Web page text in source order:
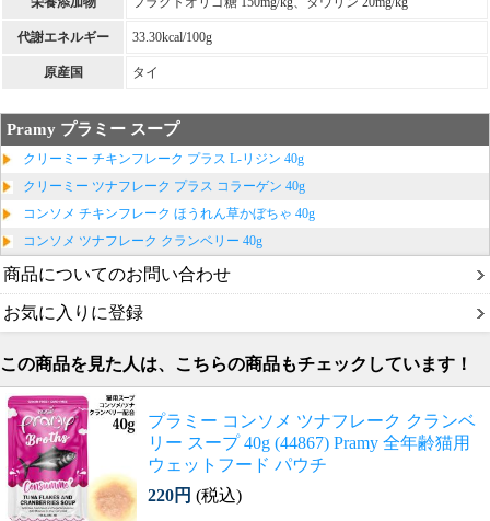
代謝エネルギー 33.30kcal/100g
原産国 タイ
Pramy プラミー スープ
クリーミー チキンフレーク プラス L-リジン 40g
クリーミー ツナフレーク プラス コラーゲン 40g
コンソメ チキンフレーク ほうれん草かぼちゃ 40g
コンソメ ツナフレーク クランベリー 40g
商品についてのお問い合わせ
お気に入りに登録
この商品を見た人は、こちらの商品もチェックしています！
プラミー コンソメ ツナフレーク クランベ
リー スープ 40g (44867) Pramy 全年齢猫用
ウェットフード パウチ
220円 (税込)